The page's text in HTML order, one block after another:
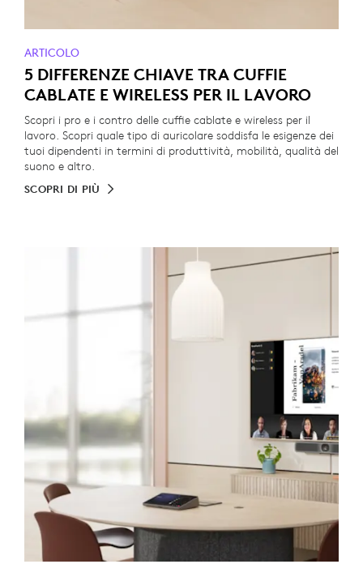
ARTICOLO
5 DIFFERENZE CHIAVE TRA CUFFIE
CABLATE E WIRELESS PER IL LAVORO
Scopri i pro e i contro delle cuffie cablate e wireless per il
lavoro. Scopri quale tipo di auricolare soddisfa le esigenze dei
tuoi dipendenti in termini di produttività, mobilità, qualità del
suono e altro.
SCOPRI DI PIÙ